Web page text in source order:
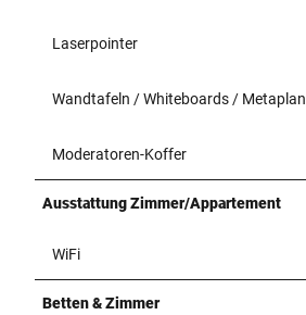
Laserpointer
Wandtafeln / Whiteboards / Metaplan
Moderatoren-Koffer
Ausstattung Zimmer/Appartement
WiFi
Betten & Zimmer